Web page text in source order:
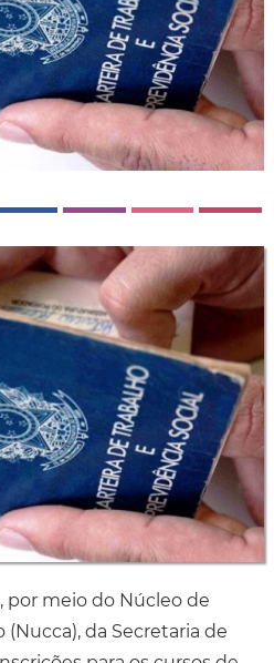
por meio do Núcleo de
da Secretaria de